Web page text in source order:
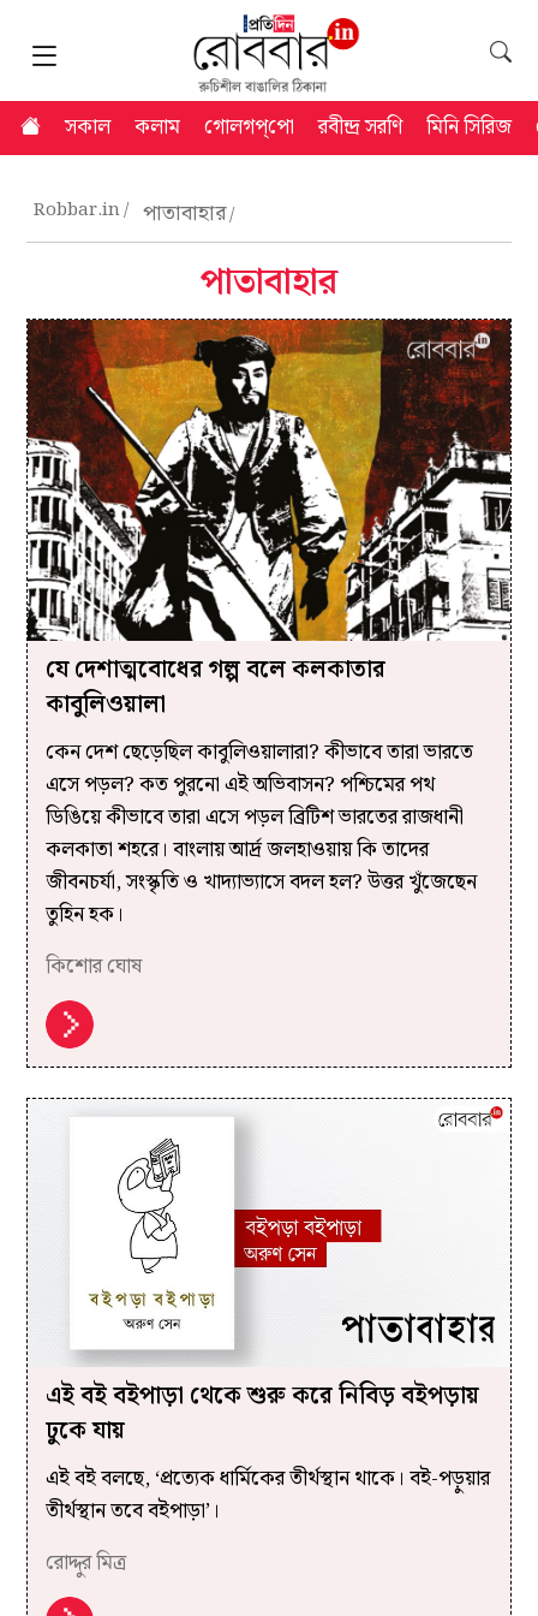
সকাল কলাম গোলগপ্‌পো রবীন্দ্র সরণি মিনি সিরিজ
Robbar.in পাতাবাহার
পাতাবাহার
যে দেশাত্মবোধের গল্প বলে কলকাতার
কাবুলিওয়ালা
কেন দেশ ছেড়েছিল কাবুলিওয়ালারা? কীভাবে তারা ভারতে
এসে পড়ল? কত পুরনো এই অভিবাসন? পশ্চিমের পথ
ডিঙিয়ে কীভাবে তারা এসে পড়ল ব্রিটিশ ভারতের রাজধানী
কলকাতা শহরে। বাংলায় আর্দ্র জলহাওয়ায় কি তাদের
জীবনচর্যা, সংস্কৃতি ও খাদ্যাভ্যাসে বদল হল? উত্তর খুঁজেছেন
তুহিন হক।
কিশোর ঘোষ
এই বই বইপাড়া থেকে শুরু করে নিবিড় বইপড়ায়
ঢুকে যায়
এই বই বলছে, ‘প্রত্যেক ধার্মিকের তীর্থস্থান থাকে। বই-পড়ুয়ার
তীর্থস্থান তবে বইপাড়া’।
রোদ্দুর মিত্র